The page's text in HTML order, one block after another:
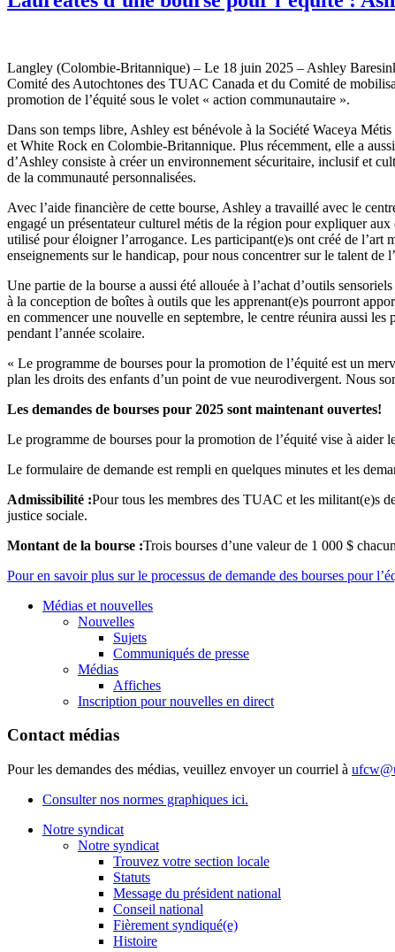
Langley (Colombie-Britannique) – Le 18 juin 2025 – Ashley
Comité des Autochtones des TUAC Canada et du Comité de
promotion de l’équité sous le volet « action communautaire ».
Dans son temps libre, Ashley est bénévole à la Société Waceya
et White Rock en Colombie-Britannique. Plus récemment, elle a
d’Ashley consiste à créer un environnement sécuritaire, inclusif et
de la communauté personnalisées.
Avec l’aide financière de cette bourse, Ashley a travaillé avec le
engagé un présentateur culturel métis de la région pour expliquer
utilisé pour éloigner l’arrogance. Les participant(e)s ont créé de l’art
enseignements sur le handicap, pour nous concentrer sur le talent
Une partie de la bourse a aussi été allouée à l’achat d’outils
à la conception de boîtes à outils que les apprenant(e)s pourront
en commencer une nouvelle en septembre, le centre réunira aussi
pendant l’année scolaire.
« Le programme de bourses pour la promotion de l’équité est un
plan les droits des enfants d’un point de vue neurodivergent. Nous
Les demandes de bourses pour 2025 sont maintenant ouvertes!
Le programme de bourses pour la promotion de l’équité vise à aider
Le formulaire de demande est rempli en quelques minutes et les
Admissibilité :Pour tous les membres des TUAC et les militant(e)s
justice sociale.
Montant de la bourse :Trois bourses d’une valeur de 1 000 $
Pour en savoir plus sur le processus de demande des bourses pour
Médias et nouvelles
Nouvelles
Sujets
Communiqués de presse
Médias
Affiches
Inscription pour nouvelles en direct
Contact médias
Pour les demandes des médias, veuillez envoyer un courriel à
Consulter nos normes graphiques ici.
Notre syndicat
Notre syndicat
Trouvez votre section locale
Statuts
Message du président national
Conseil national
Fièrement syndiqué(e)
Histoire